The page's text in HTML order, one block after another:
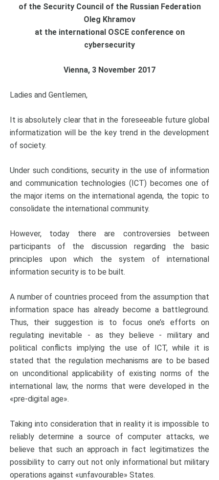
of the Security Council of the Russian Federation
Oleg Khramov
at the international OSCE conference on
cybersecurity
Vienna, 3 November 2017
Ladies and Gentlemen,
It is absolutely clear that in the foreseeable future global
informatization will be the key trend in the development
of society.
Under such conditions, security in the use of information
and communication technologies (ICT) becomes one of
the major items on the international agenda, the topic to
consolidate the international community.
However, today there are controversies between
participants of the discussion regarding the basic
principles upon which the system of international
information security is to be built.
A number of countries proceed from the assumption that
information space has already become a battleground.
Thus, their suggestion is to focus one’s efforts on
regulating inevitable - as they believe - military and
political conflicts implying the use of ICT, while it is
stated that the regulation mechanisms are to be based
on unconditional applicability of existing norms of the
international law, the norms that were developed in the
«pre-digital age».
Taking into consideration that in reality it is impossible to
reliably determine a source of computer attacks, we
believe that such an approach in fact legitimatizes the
possibility to carry out not only informational but military
operations against «unfavourable» States.